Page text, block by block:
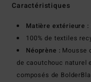
Caractéristiques
Matière extérieure :
100% de textiles
Néoprène : Mousse
de caoutchouc naturel
composés de